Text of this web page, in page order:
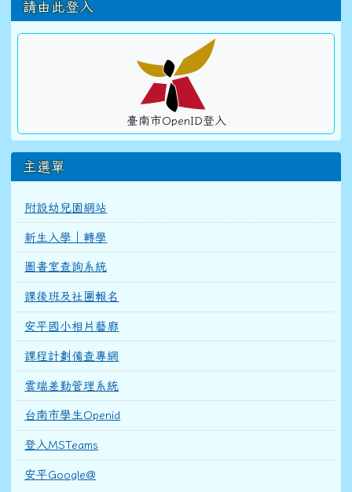
請由此登入
臺南市OpenID登入
主選單
附設幼兒園網站
新生入學｜轉學
圖書室查詢系統
課後班及社團報名
安平國小相片藝廊
課程計劃備查專網
雲端差勤管理系統
台南市學生Openid
登入MSTeams
安平Google@